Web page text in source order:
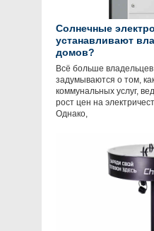
Солнечные
устанавливают
домов?
Всё больше
задумываются о том,
коммунальных услуг,
рост цен на
Однако,